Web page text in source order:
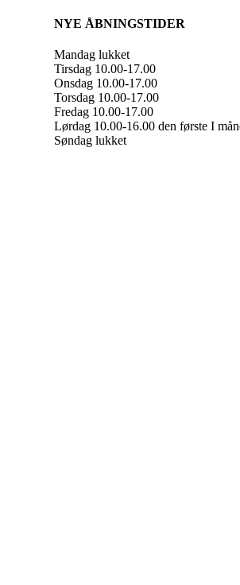
NYE ÅBNINGSTIDER
Mandag lukket
Tirsdag 10.00-17.00
Onsdag 10.00-17.00
Torsdag 10.00-17.00
Fredag 10.00-17.00
Lørdag 10.00-16.00 den første I
Søndag lukket